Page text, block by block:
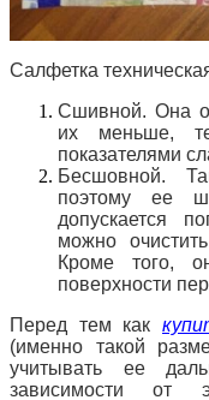
Салфетка
Сшивной. Она
их меньше,
показателями
Бесшовной.
поэтому ее
допускается
можно
Кроме того,
поверхности
Перед тем как
(именно такой
учитывать ее
зависимости от